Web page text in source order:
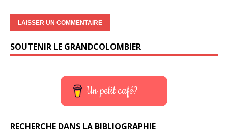
SOUTENIR LE GRANDCOLOMBIER
Un petit café?
RECHERCHE DANS LA BIBLIOGRAPHIE